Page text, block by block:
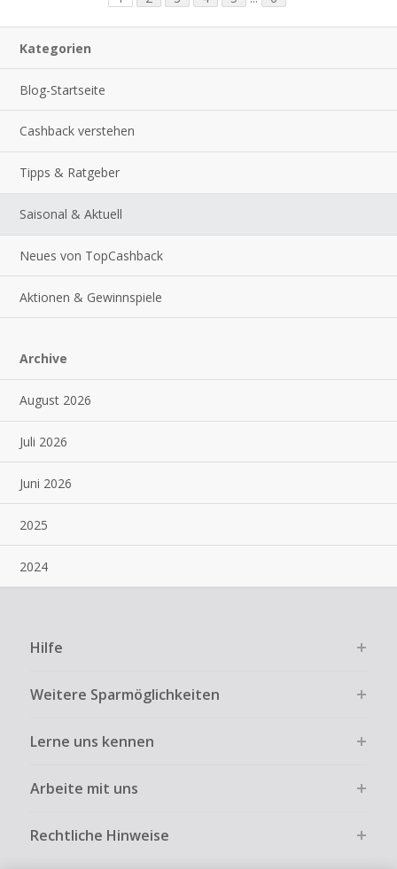
Kategorien
Blog-Startseite
Cashback verstehen
Tipps & Ratgeber
Saisonal & Aktuell
Neues von TopCashback
Aktionen & Gewinnspiele
Archive
August 2026
Juli 2026
Juni 2026
2025
2024
Hilfe
Weitere Sparmöglichkeiten
Lerne uns kennen
Arbeite mit uns
Rechtliche Hinweise